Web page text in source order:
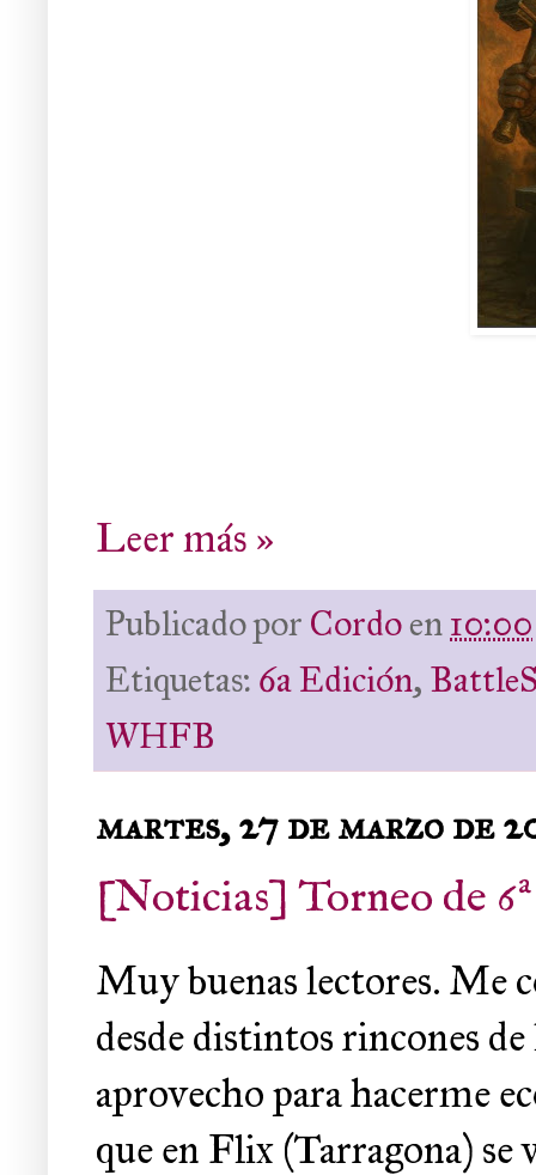
Leer más »
Publicado por Cordoen10:00
Etiquetas: 6a Edición,
WHFB
martes, 27 de marzo de
[Noticias] Torneo de
Muy buenas lectores. Me
desde distintos rincones
aprovecho para hacerme
que en Flix (Tarragona)